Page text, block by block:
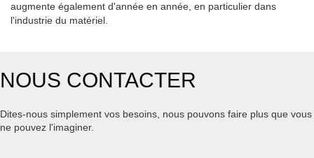
augmente également d'année en année, en particulier dans
l'industrie du matériel.
NOUS CONTACTER
Dites-nous simplement vos besoins, nous pouvons faire plus que vous
ne pouvez l'imaginer.